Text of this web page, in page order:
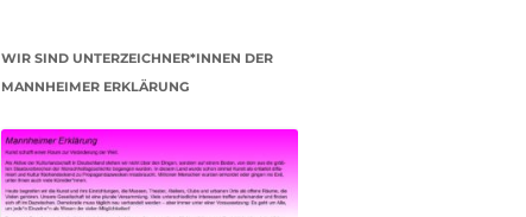
WIR SIND UNTERZEICHNER*INNEN DER
MANNHEIMER ERKLÄRUNG